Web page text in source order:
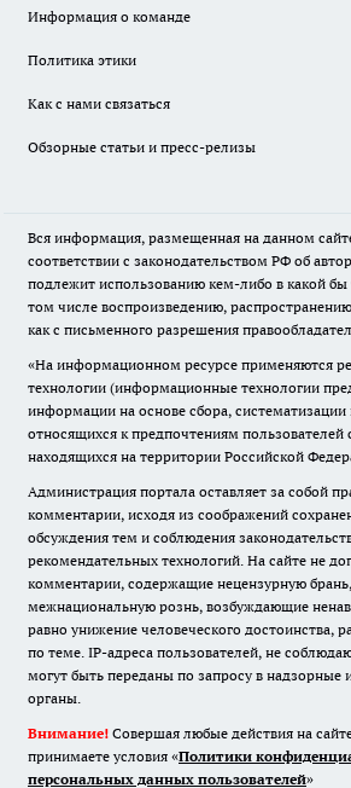
Информация о команде
Политика этики
Как с нами связаться
Обзорные статьи и пресс-релизы
Вся информация, размещенная на данном
соответствии с законодательством РФ об
подлежит использованию кем-либо в какой
том числе воспроизведению,
как с письменного разрешения
«На информационном ресурсе применяются
технологии (информационные технологии
информации на основе сбора, систематизации
относящихся к предпочтениям пользователей
находящихся на территории Российской
Администрация портала оставляет за собой
комментарии, исходя из соображений
обсуждения тем и соблюдения
рекомендательных технологий. На сайте не
комментарии, содержащие нецензурную
межнациональную рознь, возбуждающие
равно унижение человеческого достоинства,
по теме. IP-адреса пользователей, не
могут быть переданы по запросу в надзорные
органы.
Внимание! Совершая любые действия на
принимаете условия «Политики
персональных данных пользователей»